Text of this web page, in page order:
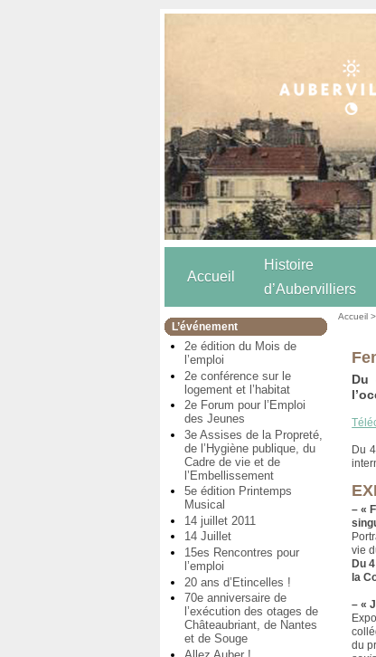
Accueil
Histoire
d’Aubervilliers
L’événement
2e édition du Mois de
l’emploi
2e conférence sur le
logement et l’habitat
2e Forum pour l’Emploi
des Jeunes
3e Assises de la Propreté,
de l’Hygiène publique, du
Cadre de vie et de
l’Embellissement
5e édition Printemps
Musical
14 juillet 2011
14 Juillet
15es Rencontres pour
l’emploi
20 ans d’Etincelles !
70e anniversaire de
l’exécution des otages de
Châteaubriant, de Nantes
et de Souge
Accueil
Du
Du
– «
vie
Du
la
– «
du